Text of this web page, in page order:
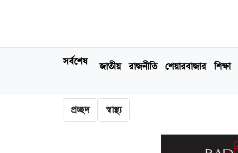
সর্বশেষ জাতীয় রাজনীতি শেয়ারবাজার শিক্ষা
প্রচ্ছদ স্বাস্থ্য